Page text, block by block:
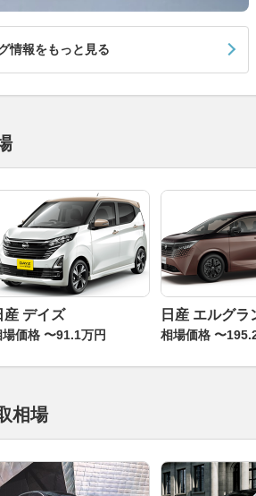
情報をもっと見る
産 デイズ
場価格 〜91.1万円
日産 エルグラ
相場価格 〜
相場